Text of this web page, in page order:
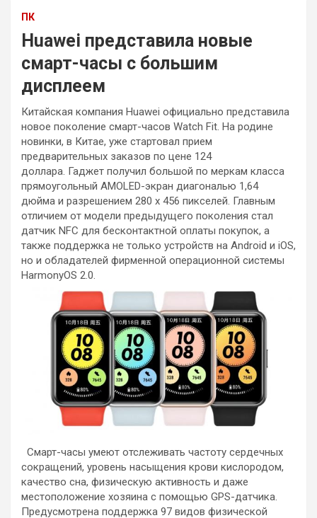
ПК
Huawei представила новые
смарт-часы с большим
дисплеем
Китайская компания Huawei официально представила
новое поколение смарт-часов Watch Fit. На родине
новинки, в Китае, уже стартовал прием
предварительных заказов по цене 124
доллара. Гаджет получил большой по меркам класса
прямоугольный AMOLED-экран диагональю 1,64
дюйма и разрешением 280 x 456 пикселей. Главным
отличием от модели предыдущего поколения стал
датчик NFC для бесконтактной оплаты покупок, а
также поддержка не только устройств на Android и iOS,
но и обладателей фирменной операционной системы
HarmonyOS 2.0.
Смарт-часы умеют отслеживать частоту сердечных
сокращений, уровень насыщения крови кислородом,
качество сна, физическую активность и даже
местоположение хозяина с помощью GPS-датчика.
Предусмотрена поддержка 97 видов физической